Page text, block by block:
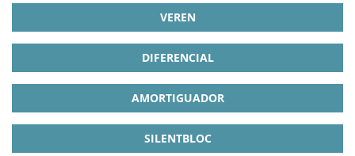
VEREN
DIFERENCIAL
AMORTIGUADOR
SILENTBLOC